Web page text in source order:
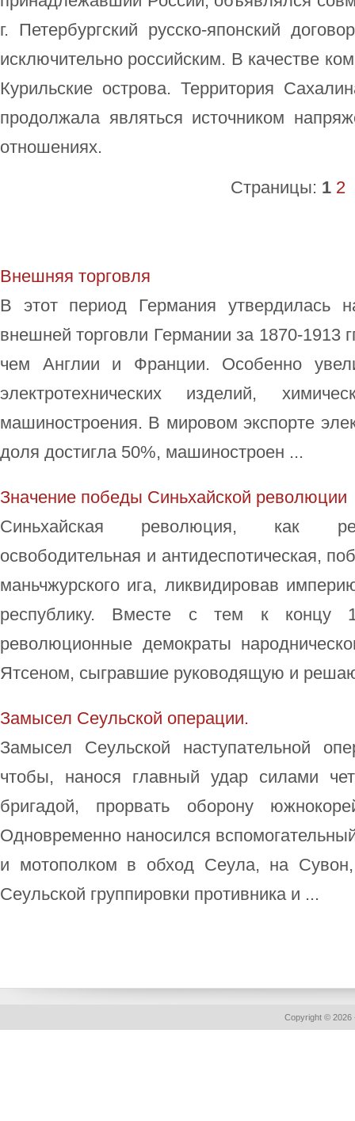
г. Петербургский русско-японский
исключительно российским. В качестве
Курильские острова. Территория
продолжала являться источником
отношениях.
Страницы: 1 2
Внешняя торговля
В этот период Германия утвердилась
внешней торговли Германии за 1870-1913
чем Англии и Франции. Особенно
электротехнических изделий,
машиностроения. В мировом экспорте
доля достигла 50%, машиностроен ...
Значение победы Синьхайской революции
Синьхайская революция, как
освободительная и антидеспотическая,
маньчжурского ига, ликвидировав
республику. Вместе с тем к концу
революционные демократы
Ятсеном, сыгравшие руководящую и
Замысел Сеульской операции.
Замысел Сеульской наступательной
чтобы, нанося главный удар силами
бригадой, прорвать оборону
Одновременно наносился
и мотополком в обход Сеула, на
Сеульской группировки противника и ...
Copyright © 2026